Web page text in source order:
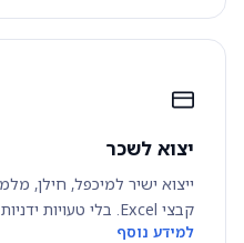
יצוא לשכר
ייצוא ישיר למיכפל, חילן,
קבצי Excel. בלי טעויות ידניות.
למידע נוסף